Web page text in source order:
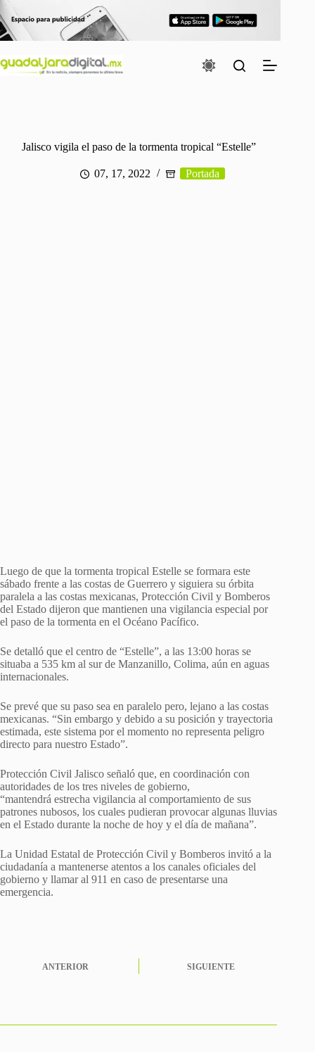
al
contenido
Jalisco vigila el paso de la tormenta tropical “Estelle”
07, 17, 2022 Portada
Luego de que la tormenta tropical Estelle se formara este
sábado frente a las costas de Guerrero y siguiera su órbita
paralela a las costas mexicanas, Protección Civil y Bomberos
del Estado dijeron que mantienen una vigilancia especial por
el paso de la tormenta en el Océano Pacífico.
Se detalló que el centro de “Estelle”, a las 13:00 horas se
situaba a 535 km al sur de Manzanillo, Colima, aún en aguas
internacionales.
Se prevé que su paso sea en paralelo pero, lejano a las costas
mexicanas. “Sin embargo y debido a su posición y trayectoria
estimada, este sistema por el momento no representa peligro
directo para nuestro Estado”.
Protección Civil Jalisco señaló que, en coordinación con
autoridades de los tres niveles de gobierno,
“mantendrá estrecha vigilancia al comportamiento de sus
patrones nubosos, los cuales pudieran provocar algunas lluvias
en el Estado durante la noche de hoy y el día de mañana”.
La Unidad Estatal de Protección Civil y Bomberos invitó a la
ciudadanía a mantenerse atentos a los canales oficiales del
gobierno y llamar al 911 en caso de presentarse una
emergencia.
ANTERIOR SIGUIENTE